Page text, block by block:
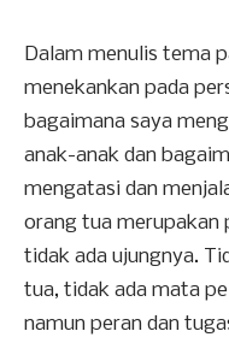
Dalam menulis tema
menekankan pada
bagaimana saya
anak-anak dan
mengatasi dan
orang tua merupakan
tidak ada ujungnya.
tua, tidak ada mata
namun peran dan